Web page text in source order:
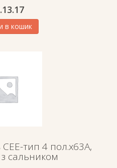
13.17
в кошик
тип 4 пол.х63А,
сальником